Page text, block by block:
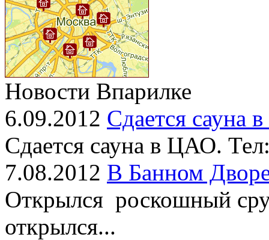
Новости Впарилке
6.09.2012 Сдается сауна
Сдается сауна в ЦАО.
7.08.2012 В Банном
Открылся роскошный
открылся...